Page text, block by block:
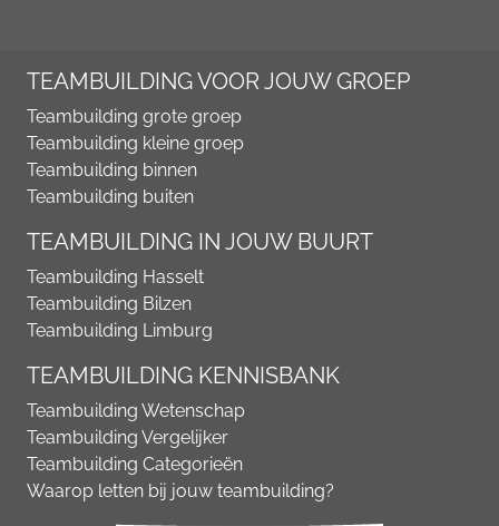
TEAMBUILDING VOOR JOUW GROEP
Teambuilding grote groep
Teambuilding kleine groep
Teambuilding binnen
Teambuilding buiten
TEAMBUILDING IN JOUW BUURT
Teambuilding Hasselt
Teambuilding Bilzen
Teambuilding Limburg
TEAMBUILDING KENNISBANK
Teambuilding Wetenschap
Teambuilding Vergelijker
Teambuilding Categorieën
Waarop letten bij jouw teambuilding?